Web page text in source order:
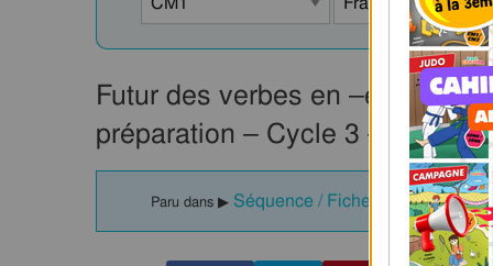
Futur des verbes en –er et –ir
préparation – Cycle 3 – PDF à
Paru dans ▶ Séquence / Fiche de prep - 2e